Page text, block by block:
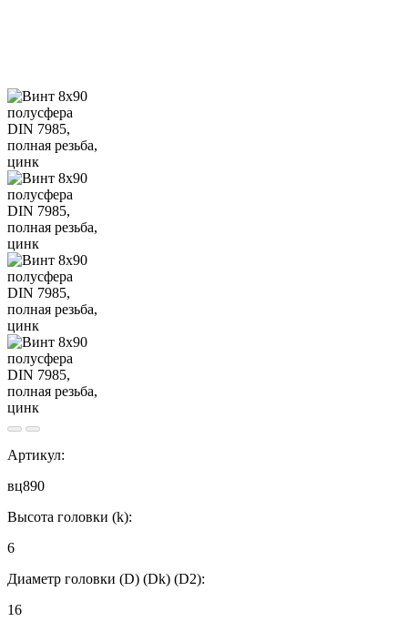
Артикул:
вц890
Высота головки (k):
6
Диаметр головки (D) (Dk) (D2):
16